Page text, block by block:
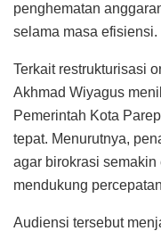
penghematan
selama masa efisiensi.
Terkait restrukturisasi
Akhmad Wiyagus
Pemerintah Kota
tepat. Menurutnya,
agar birokrasi semakin
mendukung
Audiensi tersebut